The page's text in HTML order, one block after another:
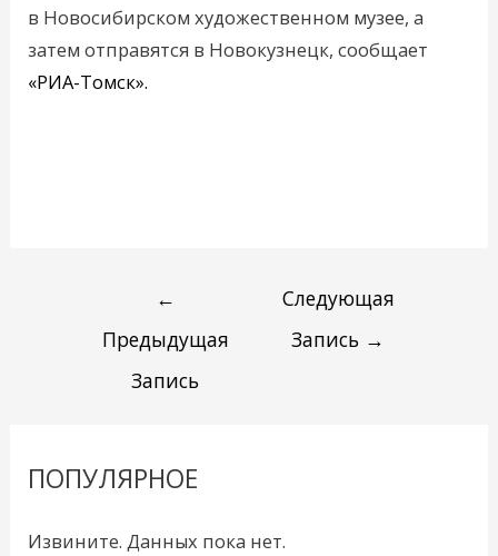
в Новосибирском художественном музее, а
затем отправятся в Новокузнецк, сообщает
«РИА-Томск».
←
Предыдущая
Запись
Следующая
Запись →
ПОПУЛЯРНОЕ
Извините. Данных пока нет.